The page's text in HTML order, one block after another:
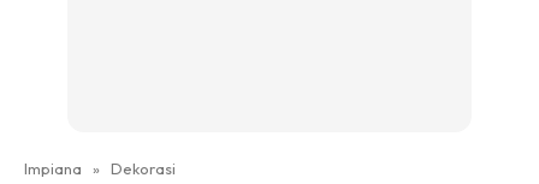
Impiana » Dekorasi